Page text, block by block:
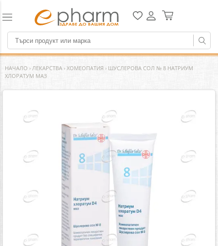
НАЧАЛО › ЛЕКАРСТВА › ХОМЕОПАТИЯ › ШУСЛЕРОВА СОЛ № 8 НАТРИУМ
ХЛОРАТУМ МАЗ